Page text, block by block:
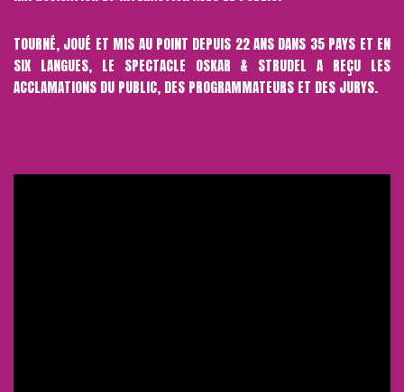
TOURNÉ, JOUÉ ET MIS AU POINT DEPUIS 22 ANS DANS 35 PAYS ET EN
SIX LANGUES, LE SPECTACLE OSKAR & STRUDEL A REÇU LES
ACCLAMATIONS DU PUBLIC, DES PROGRAMMATEURS ET DES JURYS.